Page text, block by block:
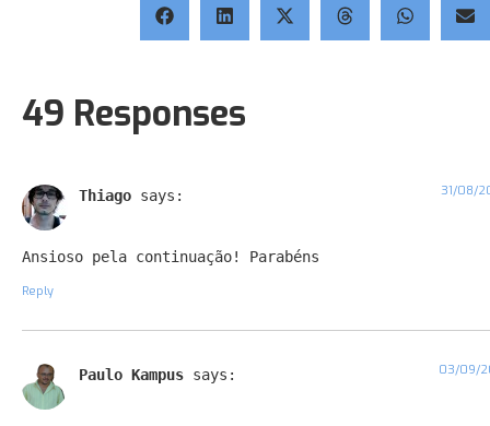
49 Responses
Thiago says: 31/08/
Ansioso pela continuação! Parabéns
Reply
Paulo Kampus says: 03/09/